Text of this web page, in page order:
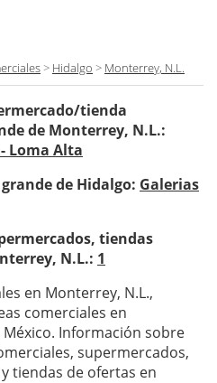
> Hidalgo > Monterrey, N.L.
tienda
de Monterrey, N.L.:
Loma Alta
de Hidalgo: Galerias
tiendas
N.L.: 1
en Monterrey, N.L.,
comerciales en
Información sobre
supermercados,
tiendas de ofertas en